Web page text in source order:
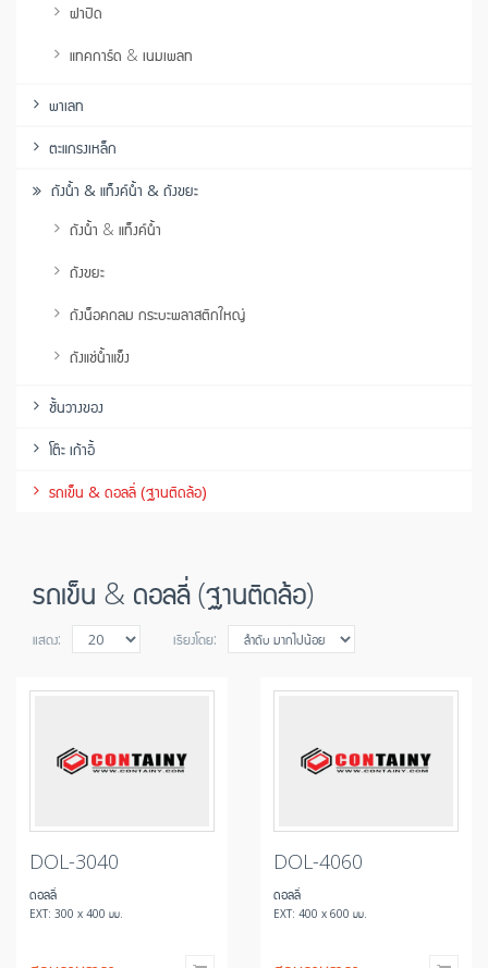
ฝาปิด
แทคการ์ด & เนมเพลท
พาเลท
ตะแกรงเหล็ก
ถังน้ำ & แท็งค์น้ำ & ถังขยะ
ถังน้ำ & แท็งค์น้ำ
ถังขยะ
ถังน็อคกลม กระบะพลาสติกใหญ่
ถังแช่น้ำแข็ง
ชั้นวางของ
โต๊ะ เก้าอี้
รถเข็น & ดอลลี่ (ฐานติดล้อ)
รถเข็น & ดอลลี่ (ฐานติดล้อ)
แสดง: เรียงโดย:
DOL-3040
ดอลลี่
EXT: 300 x 400 มม.
DOL-4060
ดอลลี่
EXT: 400 x 600 มม.